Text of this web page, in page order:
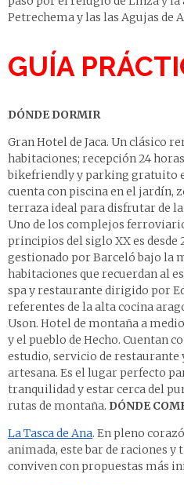
Petrechema y las las Agujas de
GUÍA
DÓNDE DORMIR
Gran Hotel de Jaca. Un clásico
habitaciones; recepción 24
bikefriendly y parking gratuito
cuenta con piscina en el jardín,
terraza ideal para disfrutar de
Uno de los complejos
principios del siglo XX es desde
gestionado por Barceló bajo la
habitaciones que recuerdan al
spa y restaurante dirigido por
referentes de la alta cocina
Uson. Hotel de montaña a
y el pueblo de Hecho. Cuentan
estudio, servicio de
artesana. Es el lugar perfecto
tranquilidad y estar cerca del
rutas de montaña. DÓNDE
La Tasca de Ana. En pleno
animada, este bar de raciones y
conviven con propuestas más